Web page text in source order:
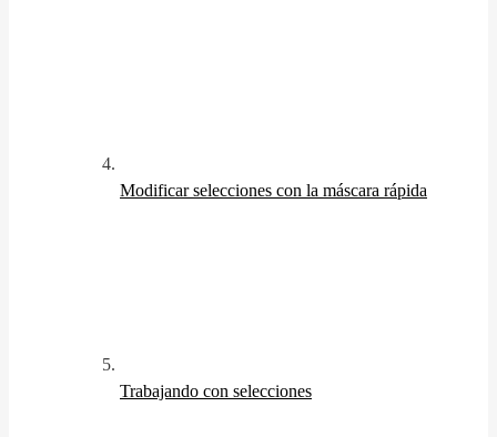
Modificar selecciones con la máscara rápida
Trabajando con selecciones